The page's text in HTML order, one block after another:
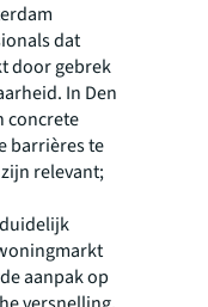
dat
door gebrek
In Den
concrete
barrières te
relevant;
aanpak op